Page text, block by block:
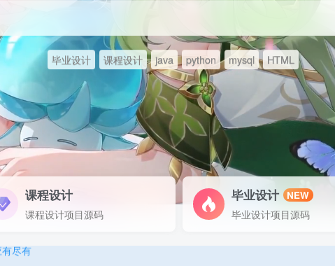
毕业设计 课程设计 java python mysql HTML
课程设计
课程设计项目源码
毕业设计 NEW
毕业设计项目源码
尽有
尽有